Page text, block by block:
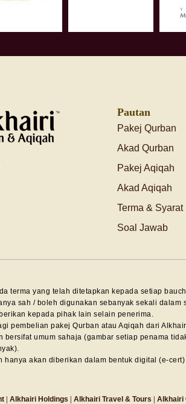
Pautan
Pakej Qurban
Akad Qurban
Pakej Aqiqah
Akad Aqiqah
Terma & Syarat
Soal Jawab
terma yang telah ditetapkan kepada setiap
sah / boleh digunakan sebanyak sekali dalam
kepada pihak lain selain penerima.
pembelian pakej Qurban atau Aqiqah dari
bersifat umum sahaja (gambar setiap penama
hanya akan diberikan dalam bentuk digital (e-
Alkhairi Holdings Alkhairi Travel & Tours Alkhairi